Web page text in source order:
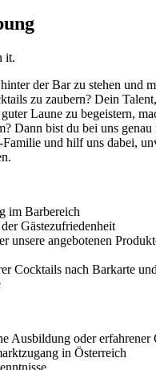
it.
der Bar zu stehen und
zu zaubern? Dein
Laune zu begeistern,
Dann bist du bei uns
und hilf uns dabei,
im Barbereich
Gästezufriedenheit
unsere angebotenen
Cocktails nach Barkarte
Ausbildung oder erfahrener
in Österreich